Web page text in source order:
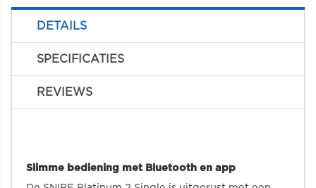
DETAILS
SPECIFICATIES
REVIEWS
Slimme bediening met Bluetooth en app